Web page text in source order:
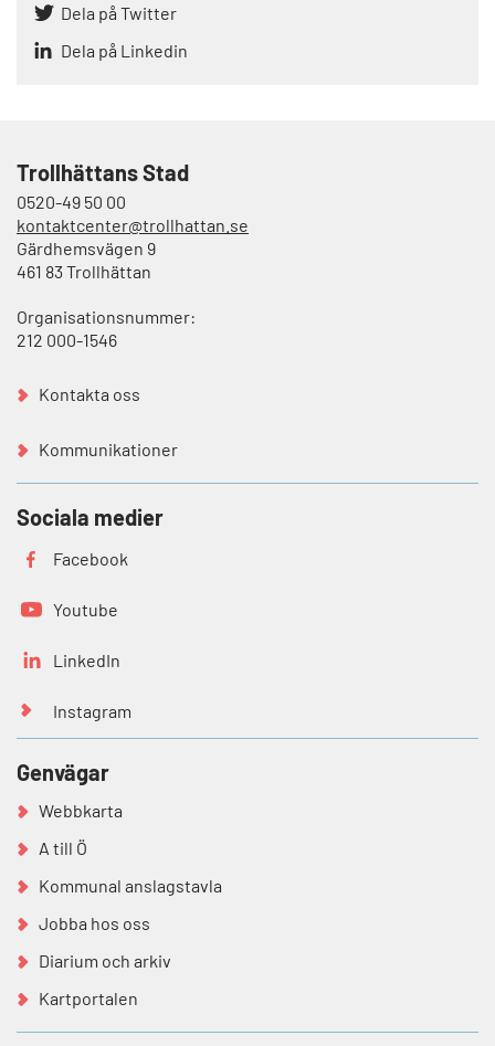
Dela på Twitter
Dela på Linkedin
Trollhättans Stad
0520-49 50 00
kontaktcenter@trollhattan.se
Gärdhemsvägen 9
461 83 Trollhättan
Organisationsnummer:
212 000-1546
Kontakta oss
Kommunikationer
Sociala medier
Facebook
Youtube
LinkedIn
Instagram
Genvägar
Webbkarta
A till Ö
Kommunal anslagstavla
Jobba hos oss
Diarium och arkiv
Kartportalen